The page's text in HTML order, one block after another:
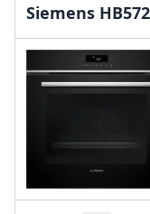
Siemens